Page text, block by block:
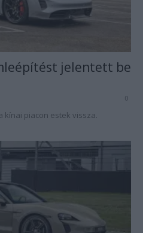
jelentett be
0
kínai piacon estek vissza.